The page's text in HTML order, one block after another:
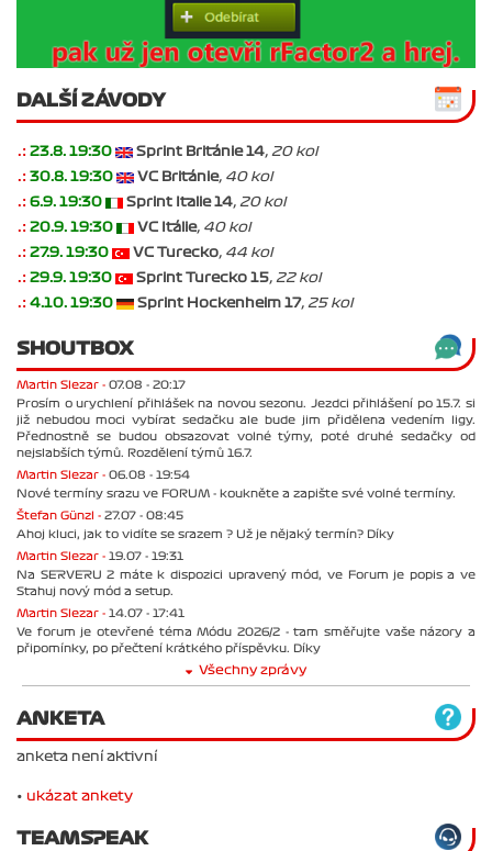
DALŠÍ ZÁVODY
.: 23.8. 19:30 Sprint Británie 14, 20 kol
.: 30.8. 19:30 VC Británie, 40 kol
.: 6.9. 19:30 Sprint Italie 14, 20 kol
.: 20.9. 19:30 VC Itálie, 40 kol
.: 27.9. 19:30 VC Turecko, 44 kol
.: 29.9. 19:30 Sprint Turecko 15, 22 kol
.: 4.10. 19:30 Sprint Hockenheim 17, 25 kol
SHOUTBOX
Martin Slezar - 07.08 - 20:17
Prosím o urychlení přihlášek na novou sezonu. Jezdci přihlášení po 15.7. si
již nebudou moci vybírat sedačku ale bude jim přidělena vedením ligy.
Přednostně se budou obsazovat volné týmy, poté druhé sedačky od
nejslabších týmů. Rozdělení týmů 16.7.
Martin Slezar - 06.08 - 19:54
Nové termíny srazu ve FORUM - koukněte a zapište své volné termíny.
Štefan Günzl - 27.07 - 08:45
Ahoj kluci, jak to vidíte se srazem ? Už je nějaký termín? Díky
Martin Slezar - 19.07 - 19:31
Na SERVERU 2 máte k dispozici upravený mód, ve Forum je popis a ve
Stahuj nový mód a setup.
Martin Slezar - 14.07 - 17:41
Ve forum je otevřené téma Módu 2026/2 - tam směřujte vaše názory a
připomínky, po přečtení krátkého příspěvku. Díky
Všechny zprávy
ANKETA
anketa není aktivní
• ukázat ankety
TEAMSPEAK